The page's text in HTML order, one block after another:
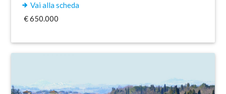
Vai alla scheda
€ 650.000